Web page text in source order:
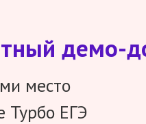
демо-
место
Турбо ЕГЭ